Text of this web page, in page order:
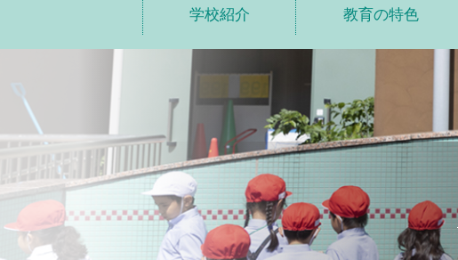
学校紹介
学校紹介トップ
学校長あいさつ
基本情報
施設紹介
学費
教育の特色
教育方針
10 の特色
ICT で学びの一歩先へ
小中高一貫教育